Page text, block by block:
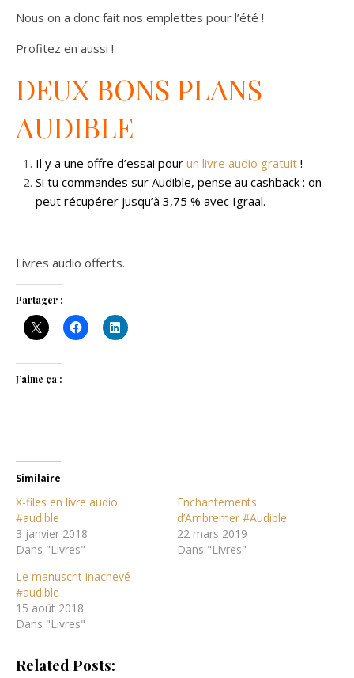
Nous on a donc fait nos emplettes pour l’été !
Profitez en aussi !
DEUX BONS PLANS
AUDIBLE
Il y a une offre d’essai pour un livre audio gratuit !
Si tu commandes sur Audible, pense au cashback : on
peut récupérer jusqu’à 3,75 % avec Igraal.
Livres audio offerts.
Partager :
J’aime ça :
Similaire
X-files en livre audio
#audible
3 janvier 2018
Dans "Livres"
Enchantements
d’Ambremer #Audible
22 mars 2019
Dans "Livres"
Le manuscrit inachevé
#audible
15 août 2018
Dans "Livres"
Related Posts: